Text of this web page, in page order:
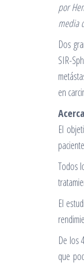
por
media
Dos
SIR-
en
El
Todos
El
De los
que